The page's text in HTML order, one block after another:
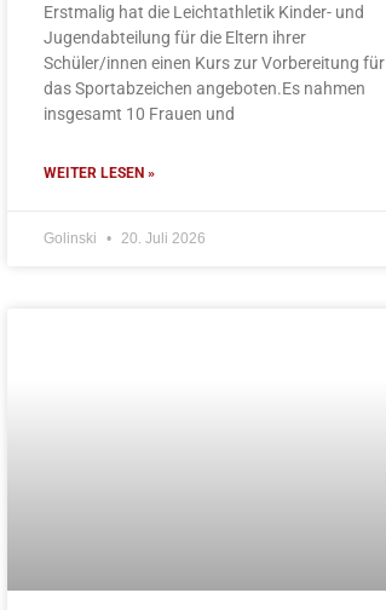
Erstmalig hat die Leichtathletik Kinder- und
Jugendabteilung für die Eltern ihrer
Schüler/innen einen Kurs zur Vorbereitung für
das Sportabzeichen angeboten.Es nahmen
insgesamt 10 Frauen und
WEITER LESEN »
Golinski 20. Juli 2026